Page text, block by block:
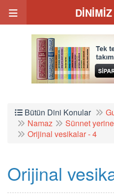
Bütün Dini Konular
Namaz
Sünnet
Orijinal vesikalar - 4
Orijinal